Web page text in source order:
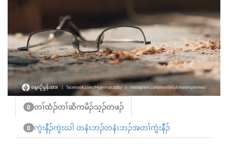
0 တၢ်ထံၣ်တၢ်ဆိကမိၣ်သ့ၣ်တဖၣ်
0 ကွဲးနီၣ်ကွဲးဃါ တနံၤဘၣ်တနံၤဘၣ်အတၢ်ကွဲးနီၣ်